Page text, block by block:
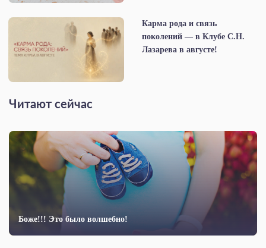
Карма рода и связь
поколений — в Клубе С.Н.
Лазарева в августе!
Читают сейчас
Боже!!! Это было волшебно!